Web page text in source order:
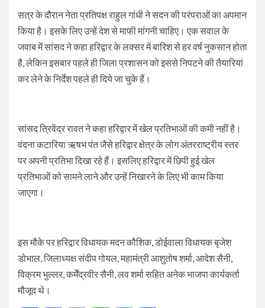
सत्र के दौरान नेता प्रतिपक्ष राहुल गांधी ने सदन की परंपराओं का अपमान
किया है। इसके लिए उन्हें देश से माफी मांगनी चाहिए। एक सवाल के
जवाब में सांसद ने कहा हरिद्वार के लक्सर में बारिश से हर वर्ष नुकसान होता
है, लेकिन इसबार पहले ही जिला प्रशासन को इससे निपटने की तैयारियां
कर लेने के निर्देश पहले ही दिये जा चुके हैं।
सांसद त्रिवेंद्र रावत ने कहा हरिद्वार में खेल प्रतिभाओं की कमी नहीं है।
वंदना कटारिया ऋषभ पंत जैसे हरिद्वार क्षेत्र के लोग अंतरराष्ट्रीय स्तर
पर अपनी प्रतिभा दिखा रहे हैं। इसलिए हरिद्वार में छिपी हुई खेल
प्रतिभाओं को सामने लाने और उन्हें निखारने के लिए भी काम किया
जाएगा।
इस मौके पर हरिद्वार विधायक मदन कौशिक, डोईवाला विधायक बृजेश
डोभाल, जिलाध्यक्ष संदीप गोयल, महामंत्री आशुतोष शर्मा, आदेश सैनी,
विक्रम भुल्लर, कर्मेंद्रवीर सैनी, लव शर्मा सहित अनेक भाजपा कार्यकर्ता
मौजूद थे।